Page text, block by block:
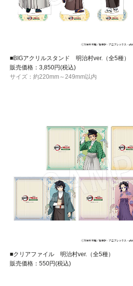
■BIGアクリルスタンド 明治村ver.（全5種）
販売価格：3,850円(税込)
サイズ：約220mm～249mm以内
■クリアファイル 明治村ver.（全5種）
販売価格：550円(税込)